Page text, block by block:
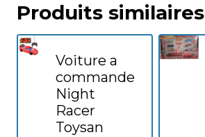
Produits similaires
Voiture a
commande
Night
Racer
Toysan